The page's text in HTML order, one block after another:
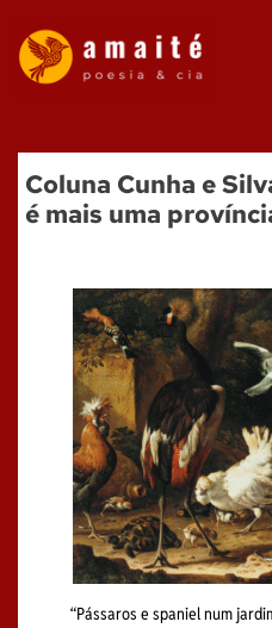
Coluna Cunha e
é mais uma
“Pássaros e spaniel num